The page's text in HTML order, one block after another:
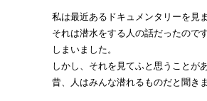
私は最近あるドキュメンタリーを見
それは潜水をする人の話だったので
しまいました。
しかし、それを見てふと思うことが
昔、人はみんな潜れるものだと聞き